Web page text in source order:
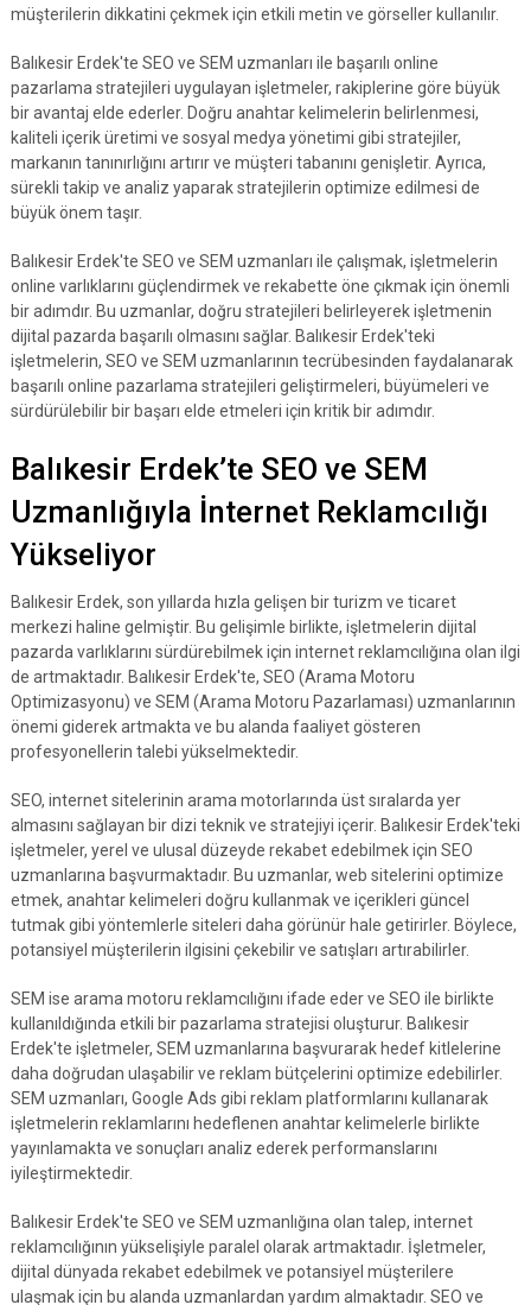
müşterilerin dikkatini çekmek için etkili metin ve görseller kullanılır.
Balıkesir Erdek'te SEO ve SEM uzmanları ile başarılı online
pazarlama stratejileri uygulayan işletmeler, rakiplerine göre büyük
bir avantaj elde ederler. Doğru anahtar kelimelerin belirlenmesi,
kaliteli içerik üretimi ve sosyal medya yönetimi gibi stratejiler,
markanın tanınırlığını artırır ve müşteri tabanını genişletir. Ayrıca,
sürekli takip ve analiz yaparak stratejilerin optimize edilmesi de
büyük önem taşır.
Balıkesir Erdek'te SEO ve SEM uzmanları ile çalışmak, işletmelerin
online varlıklarını güçlendirmek ve rekabette öne çıkmak için önemli
bir adımdır. Bu uzmanlar, doğru stratejileri belirleyerek işletmenin
dijital pazarda başarılı olmasını sağlar. Balıkesir Erdek'teki
işletmelerin, SEO ve SEM uzmanlarının tecrübesinden faydalanarak
başarılı online pazarlama stratejileri geliştirmeleri, büyümeleri ve
sürdürülebilir bir başarı elde etmeleri için kritik bir adımdır.
Balıkesir Erdek’te SEO ve SEM
Uzmanlığıyla İnternet Reklamcılığı
Yükseliyor
Balıkesir Erdek, son yıllarda hızla gelişen bir turizm ve ticaret
merkezi haline gelmiştir. Bu gelişimle birlikte, işletmelerin dijital
pazarda varlıklarını sürdürebilmek için internet reklamcılığına olan ilgi
de artmaktadır. Balıkesir Erdek'te, SEO (Arama Motoru
Optimizasyonu) ve SEM (Arama Motoru Pazarlaması) uzmanlarının
önemi giderek artmakta ve bu alanda faaliyet gösteren
profesyonellerin talebi yükselmektedir.
SEO, internet sitelerinin arama motorlarında üst sıralarda yer
almasını sağlayan bir dizi teknik ve stratejiyi içerir. Balıkesir Erdek'teki
işletmeler, yerel ve ulusal düzeyde rekabet edebilmek için SEO
uzmanlarına başvurmaktadır. Bu uzmanlar, web sitelerini optimize
etmek, anahtar kelimeleri doğru kullanmak ve içerikleri güncel
tutmak gibi yöntemlerle siteleri daha görünür hale getirirler. Böylece,
potansiyel müşterilerin ilgisini çekebilir ve satışları artırabilirler.
SEM ise arama motoru reklamcılığını ifade eder ve SEO ile birlikte
kullanıldığında etkili bir pazarlama stratejisi oluşturur. Balıkesir
Erdek'te işletmeler, SEM uzmanlarına başvurarak hedef kitlelerine
daha doğrudan ulaşabilir ve reklam bütçelerini optimize edebilirler.
SEM uzmanları, Google Ads gibi reklam platformlarını kullanarak
işletmelerin reklamlarını hedeflenen anahtar kelimelerle birlikte
yayınlamakta ve sonuçları analiz ederek performanslarını
iyileştirmektedir.
Balıkesir Erdek'te SEO ve SEM uzmanlığına olan talep, internet
reklamcılığının yükselişiyle paralel olarak artmaktadır. İşletmeler,
dijital dünyada rekabet edebilmek ve potansiyel müşterilere
ulaşmak için bu alanda uzmanlardan yardım almaktadır. SEO ve